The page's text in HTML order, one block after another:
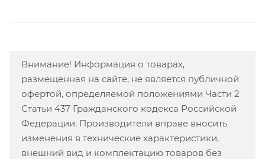
Внимание! Информация о товарах,
размещенная на сайте, не является публичной
офертой, определяемой положениями Части 2
Статьи 437 Гражданского кодекса Российской
Федерации. Производители вправе вносить
изменения в технические характеристики,
внешний вид и комплектацию товаров без